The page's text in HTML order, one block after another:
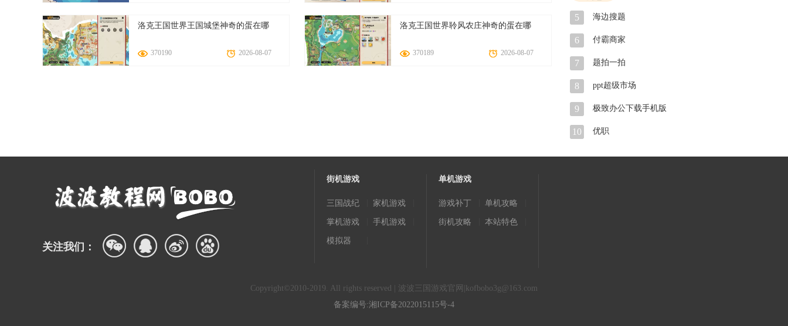
4. 专家讲堂：定期邀请艺术领域专家进行线上讲座，传授鉴赏技巧，提升用户的艺术素养。
5. 收藏管理：建立个人收藏夹，记录并管理自己的艺术品收藏，方便随时回顾与分享。
【胜乐典藏app用法】
1. 注册登录：下载并安装App后，完成注册登录流程，即可开始使用。
3. 参与互动：在社区板块发表评论、点赞、分享，或加入感兴趣的社群参与讨论。
洛克王国世界王国城堡神奇的蛋在哪
370190 2026-08-07
洛克王国世界聆风农庄神奇的蛋在哪
370189 2026-08-07
5 海边搜题
6 付霸商家
7 题拍一拍
8 ppt超级市场
9 极致办公下载手机版
10 优职
关注我们：
街机游戏
三国战纪 家机游戏
掌机游戏 手机游戏
模拟器
单机游戏
游戏补丁 单机攻略
街机攻略 本站特色
Copyright©2010-2019. All rights reserved | 波波三国游戏官网|
kofbobo3g@163.com
备案编号:湘ICP备2022015115号-4